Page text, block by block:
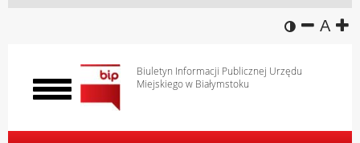
wersja
A
Biuletyn Informacji Publicznej Urzędu
Miejskiego w Białymstoku
Włącz
menu